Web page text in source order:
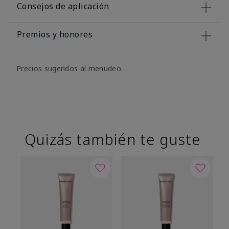
Consejos de aplicación
Premios y honores
Precios sugeridos al menudeo.
Quizás también te guste